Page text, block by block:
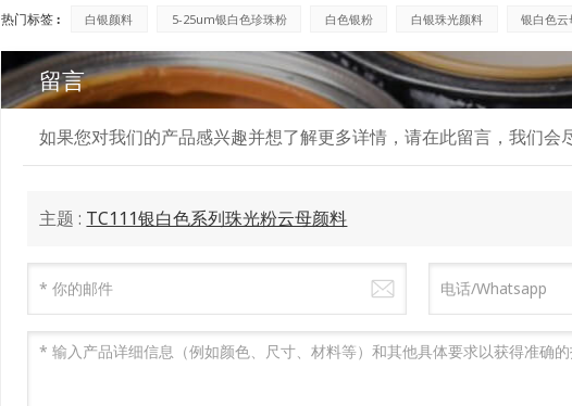
热门标签 : 白银颜料 5-25um银白色珍珠粉 白色银粉 白银珠光颜料 银白色云
留言
如果您对我们的产品感兴趣并想了解更多详情，请在此留言，我们会
主题 : TC111银白色系列珠光粉云母颜料